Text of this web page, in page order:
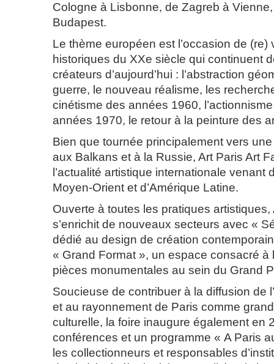
Cologne à Lisbonne, de Zagreb à
Budapest.
Le thème européen est l’occasion de (re)
historiques du XXe siècle qui continuent
créateurs d’aujourd’hui : l’abstraction
guerre, le nouveau réalisme, les
cinétisme des années 1960,
années 1970, le retour à la peinture des
Bien que tournée principalement vers
aux Balkans et à la Russie, Art Paris Art
l’actualité artistique internationale venant
Moyen-Orient et d’Amérique Latine.
Ouverte à toutes les pratiques artistiques,
s’enrichit de nouveaux secteurs avec «
dédié au design de création
« Grand Format », un espace consacré à
pièces monumentales au sein du Grand
Soucieuse de contribuer à la diffusion de
et au rayonnement de Paris comme
culturelle, la foire inaugure également en
conférences et un programme « A Paris
les collectionneurs et responsables